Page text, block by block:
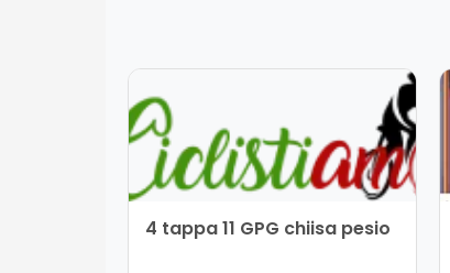
4 tappa 11 GPG chiisa pesio